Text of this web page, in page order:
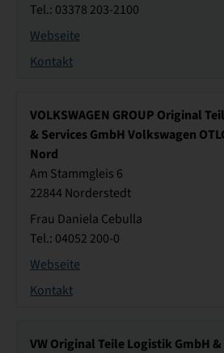
Tel.: 03378 203-2100
Webseite
Kontakt
VOLKSWAGEN GROUP Original
& Services GmbH Volkswagen
Nord
Am Stammgleis 6
22844 Norderstedt
Frau Daniela Cebulla
Tel.: 04052 200-0
Webseite
Kontakt
VW Original Teile Logistik GmbH